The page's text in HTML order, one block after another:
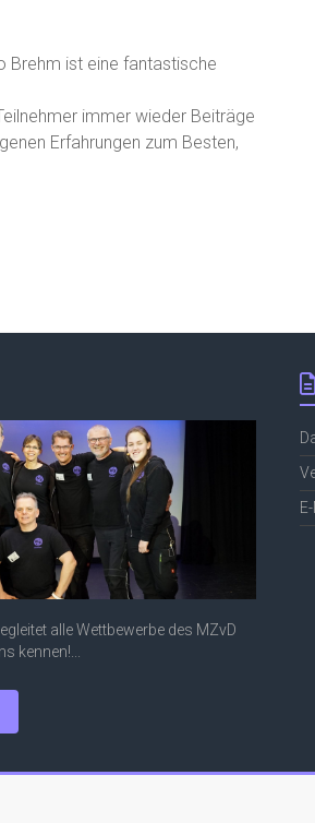
Brehm ist eine fantastische
immer wieder Beiträge
Erfahrungen zum Besten,
alle Wettbewerbe des MZvD
kennen!...